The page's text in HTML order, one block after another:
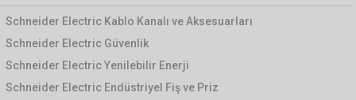
Schneider Electric Kablo Kanalı ve Aksesuarları
Schneider Electric Güvenlik
Schneider Electric Yenilebilir Enerji
Schneider Electric Endüstriyel Fiş ve Priz